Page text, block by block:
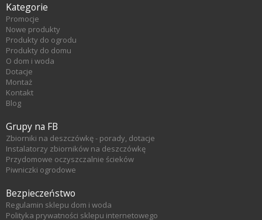
Kategorie
Promocje
Nowe produkty
Produkty do ogrodu
Produkty do domu
O dom i woda
Dotacje
Montaż
Kontakt
Blog
Grupy na FB
Zbiorniki na deszczówkę - porady, dotacje
Instalatorzy zbiorników na deszczówkę
Przydomowe oczyszczalnie ścieków
Piwniczki ogrodowe
Bezpieczeństwo
Regulamin sklepu dom i woda
Polityka prywatności sklepu internetowego